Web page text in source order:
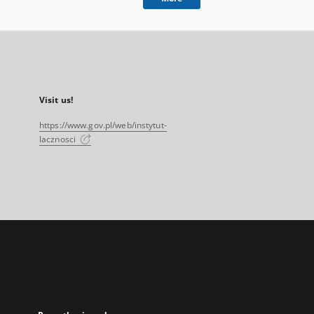
Visit us!
https://www.gov.pl/web/instytut-
lacznosci